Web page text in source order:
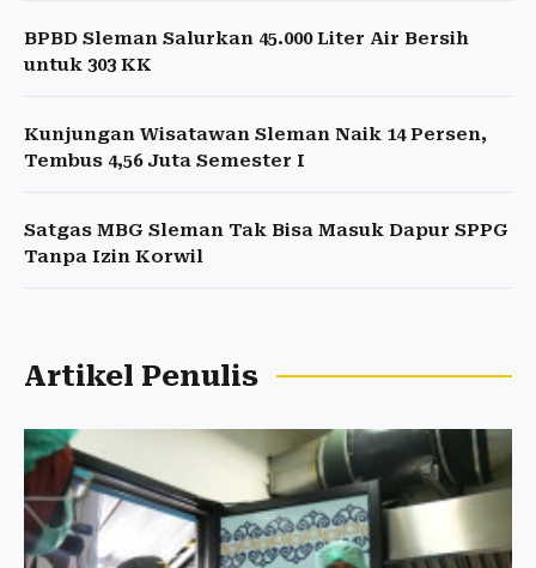
BPBD Sleman Salurkan 45.000 Liter Air Bersih
untuk 303 KK
Kunjungan Wisatawan Sleman Naik 14 Persen,
Tembus 4,56 Juta Semester I
Satgas MBG Sleman Tak Bisa Masuk Dapur SPPG
Tanpa Izin Korwil
Artikel Penulis